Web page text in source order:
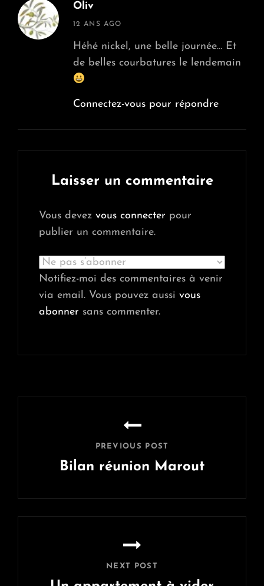
Oliv
says:
12 ANS AGO
Héhé nickel, une belle journée… Et
de belles courbatures le lendemain
Connectez-vous pour répondre
Laisser un commentaire
Vous devez vous connecter pour
publier un commentaire.
Notifiez-moi des commentaires à venir
via email. Vous pouvez aussi vous
abonner sans commenter.
PREVIOUS POST
Bilan réunion Marout
Post
NEXT POST